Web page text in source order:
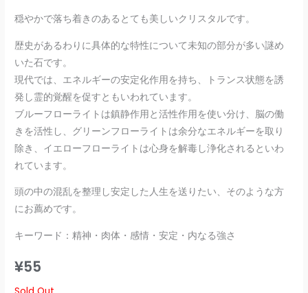
穏やかで落ち着きのあるとても美しいクリスタルです。
歴史があるわりに具体的な特性について未知の部分が多い謎め
いた石です。
現代では、エネルギーの安定化作用を持ち、トランス状態を誘
発し霊的覚醒を促すともいわれています。
ブルーフローライトは鎮静作用と活性作用を使い分け、脳の働
きを活性し、グリーンフローライトは余分なエネルギーを取り
除き、イエローフローライトは心身を解毒し浄化されるといわ
れています。
頭の中の混乱を整理し安定した人生を送りたい、そのような方
にお薦めです。
キーワード：精神・肉体・感情・安定・内なる強さ
¥55